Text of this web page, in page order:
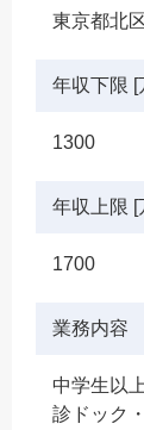
東京都北
年収下限 [
1300
年収上限 [
1700
業務内容
中学生以
診ドック